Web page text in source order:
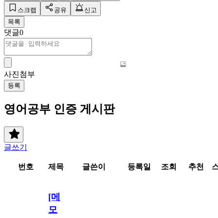
스크랩 공유
신고
목록
댓글0
사진첨부
등록
영어공부 인증 게시판
글쓰기
번호 제목 글쓴이 등록일 조회 추천
[메
모